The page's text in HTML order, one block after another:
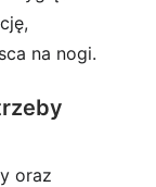
na nogi.
oraz